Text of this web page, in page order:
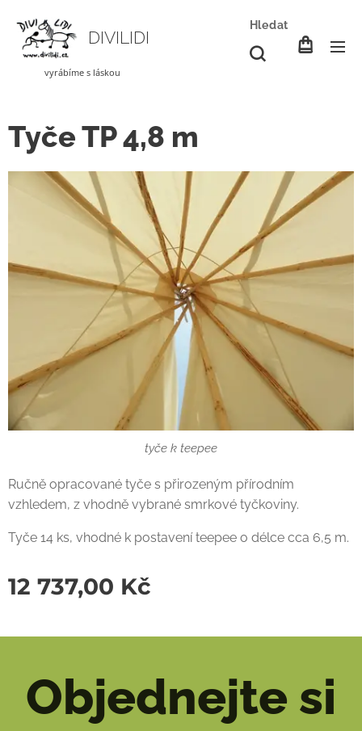
DIVILIDI
vyrábíme s láskou
Hledat
Tyče TP 4,8 m
tyče k teepee
Ručně opracované tyče s přirozeným přírodním
vzhledem, z vhodně vybrané smrkové tyčkoviny.
Tyče 14 ks, vhodné k postavení teepee o délce cca 6,5 m.
12 737,00 Kč
Objednejte si